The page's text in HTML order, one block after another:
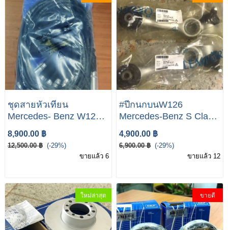
ชุดสายหัวเทียน
Mercedes- Benz W126
Germany
8,900.00 ฿
12,500.00 ฿ (-29%)
ขายแล้ว 6
#ปีกนกบนW126
Mercedes-Benz S Class
W126 280 380 500SLE
4,900.00 ฿
6,900.00 ฿ (-29%)
ขายแล้ว 12
ใหม่ล่าสุด ขายดี